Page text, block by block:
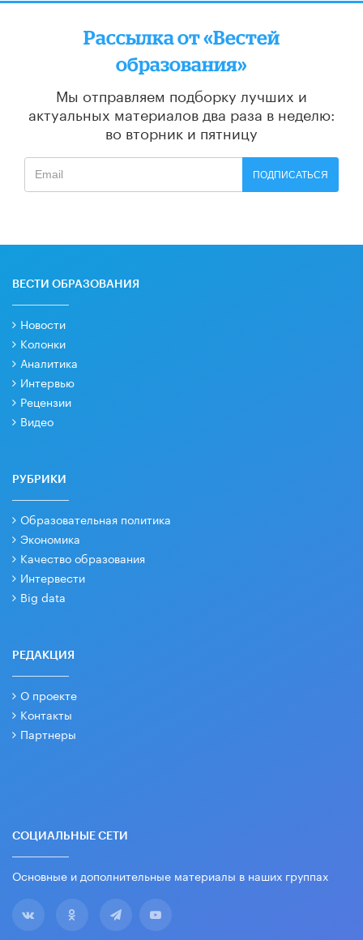
Рассылка от «Вестей
образования»
Мы отправляем подборку лучших и
актуальных материалов два раза в неделю:
во вторник и пятницу
ПОДПИСАТЬСЯ
ВЕСТИ ОБРАЗОВАНИЯ
Новости
Колонки
Аналитика
Интервью
Рецензии
Видео
РУБРИКИ
Образовательная политика
Экономика
Качество образования
Интервести
Big data
РЕДАКЦИЯ
О проекте
Контакты
Партнеры
СОЦИАЛЬНЫЕ СЕТИ
Основные и дополнительные материалы в наших группах